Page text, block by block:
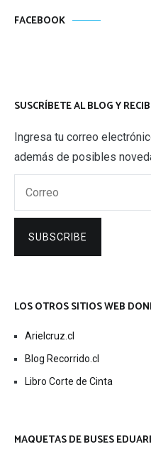
FACEBOOK
SUSCRÍBETE AL BLOG Y
Ingresa tu correo
además de posibles
SUBSCRIBE
LOS OTROS SITIOS WEB
Arielcruz.cl
Blog Recorrido.cl
Libro Corte de Cinta
MAQUETAS DE BUSES